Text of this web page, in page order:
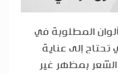
المطلوبة في
تحتاج إلى عناية
بمظهر غير